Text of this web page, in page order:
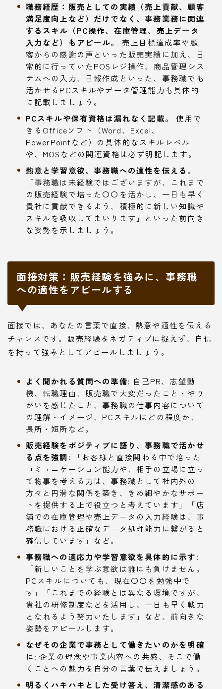
職務経歴：販売としての実績（売上貢献、顧客
満足度向上など）だけでなく、事務業務に関連
するスキル（PC操作、在庫管理、売上データ
入力など）もアピール。
売上目標達成率や顧
客からの感謝の声といった販売実績に加え、日
常的に行っていたPOSレジ操作、商品管理シス
テムへの入力、日報作成といった、事務職でも
活かせるPCスキルやデータ管理能力も具体的
に記載しましょう。
PCスキルや保有資格は漏れなく記載。
使用で
きるOfficeソフト（Word、Excel、
PowerPointなど）の具体的なスキルレベル
や、MOSなどの関連資格は必ず明記します。
熱意と学習意欲、事務職への適性を伝える。
「事務職は未経験ではございますが、これまで
の販売経験で培った〇〇を活かし、一日も早く
貴社に貢献できるよう、積極的に新しい知識や
スキルを吸収してまいります」といった前向き
な姿勢を示しましょう。
面接対策：販売経験を強みに、事務職
への適性をアピールする
面接では、あなたの言葉で直接、熱意や適性を伝える
チャンスです。販売経験をネガティブに捉えず、自信
を持って強みとしてアピールしましょう。
よく聞かれる質問への準備: 自己PR、志望動
機、転職理由、販売職で大変だったこと・やり
がいを感じたこと、事務職の仕事内容について
の理解・イメージ、PCスキルはどの程度か、
長所・短所など。
販売経験をポジティブに語り、事務職で活かせ
る点を強調: 「お客様と直接関わる中で培った
コミュニケーション能力や、相手の立場に立っ
て物事を考える力は、事務職として社内外の
方々と円滑な関係を築き、きめ細やかなサポー
トを提供する上で役立つと考えています」「店
舗での在庫管理や売上データの入力経験は、事
務職における正確なデータ処理能力に繋がると
確信しています」など。
事務職への適応力や学習意欲を具体的に示す:
「新しいことを学ぶ意欲は誰にも負けません。
PCスキルについても、現在〇〇を勉強中で
す」「これまでの経験とは異なる環境ですが、
貴社の研修制度などを活用し、一日も早く戦力
となれるよう努力いたします」など、前向きな
姿勢をアピールします。
なぜその企業で事務として働きたいのかを明確
に: 企業の理念や事業内容への共感、そこで働
くことへの魅力を自分の言葉で伝えましょう。
明るくハキハキとした受け答え、清潔感のある